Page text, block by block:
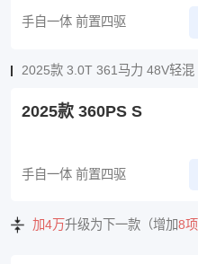
手自一体 前置四驱
2025款 3.0T 361马力 48V轻混
2025款 360PS S
手自一体 前置四驱
加4万升级为下一款（增加8项